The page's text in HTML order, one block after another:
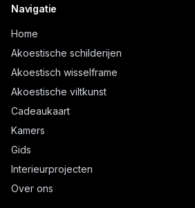
Navigatie
Home
Akoestische schilderijen
Akoestisch wisselframe
Akoestische viltkunst
Cadeaukaart
Kamers
Gids
Interieurprojecten
Over ons